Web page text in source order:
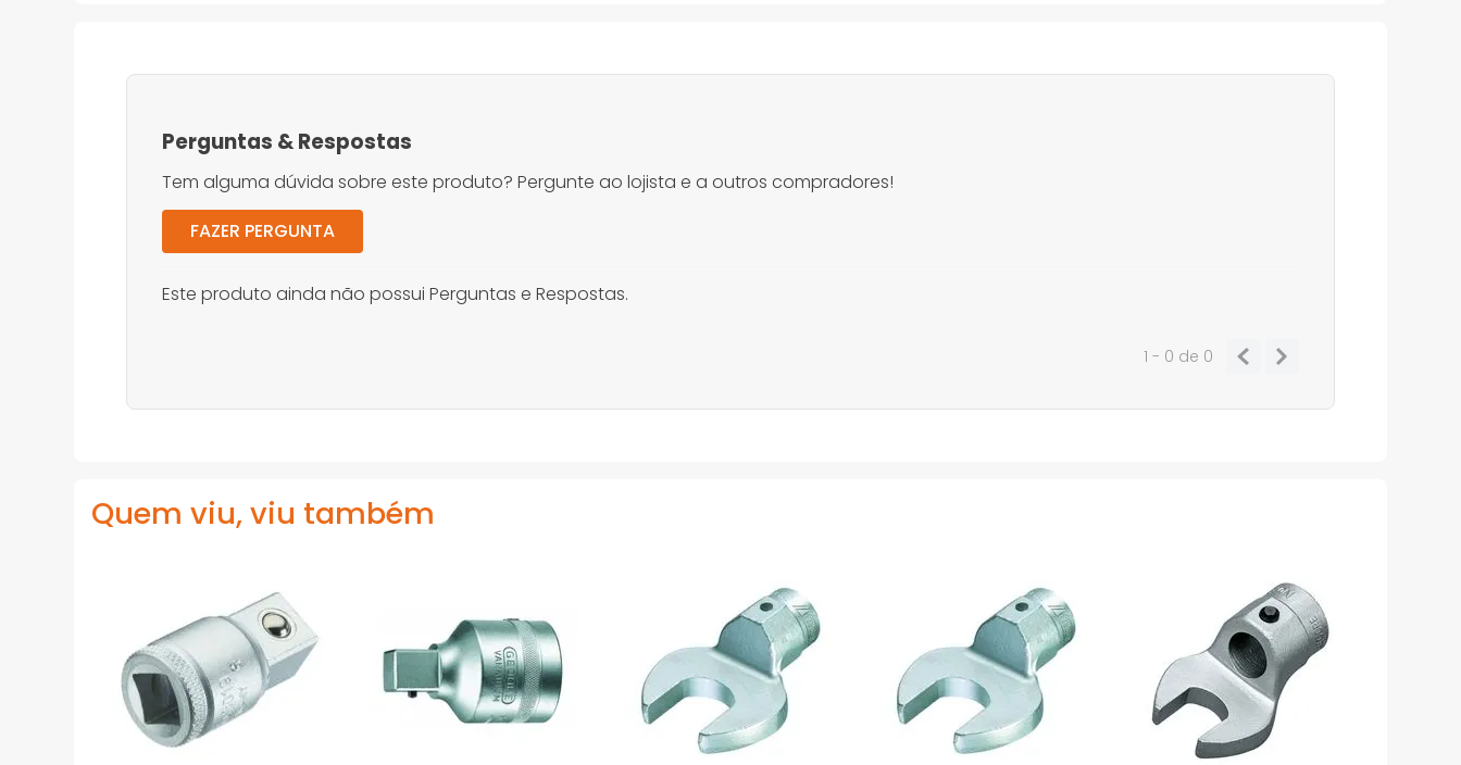
Perguntas &Respostas
Tem alguma dúvida sobre este produto? Pergunte ao lojista e a outros compradores!
FAZER PERGUNTA
Este produto ainda não possui Perguntas e Respostas.
1 - 0 de 0
Quem viu, viu também